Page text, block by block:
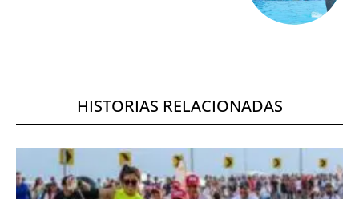
HISTORIAS RELACIONADAS